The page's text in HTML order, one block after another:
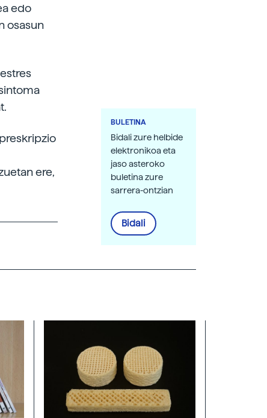
edo
osasun
ere,
BULETINA
Bidali zure helbide
elektronikoa eta
jaso asteroko
buletina zure
sarrera-ontzian
Bidali